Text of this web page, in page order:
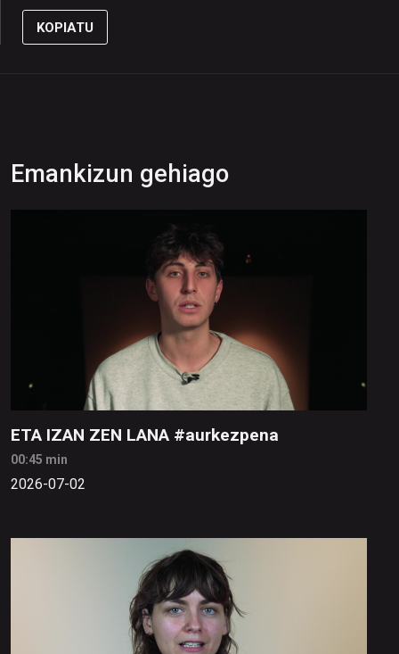
KOPIATU
Emankizun gehiago
ETA IZAN ZEN LANA #aurkezpena
00:45 min
2026-07-02